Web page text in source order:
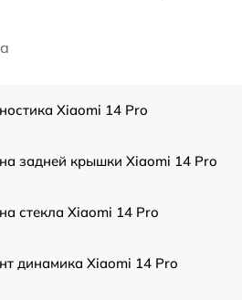
Xiaomi 14 Pro
задней крышки Xiaomi 14 Pro
стекла Xiaomi 14 Pro
динамика Xiaomi 14 Pro